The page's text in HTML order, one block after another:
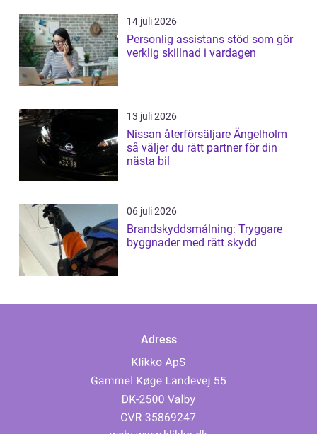
14 juli 2026
Personlig assistans stöd som gör
verklig skillnad i vardagen
13 juli 2026
Nissan återförsäljare Ängelholm
så väljer du rätt partner för din
nästa bil
06 juli 2026
Brandskyddsmålning: Tryggare
byggnader med rätt skydd
Adress